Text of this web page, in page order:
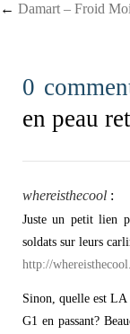
Post
← Damart – Froid
0
en peau
whereisthecool :
Juste un petit lien
soldats sur leurs
http://
Sinon, quelle est LA
G1 en passant?